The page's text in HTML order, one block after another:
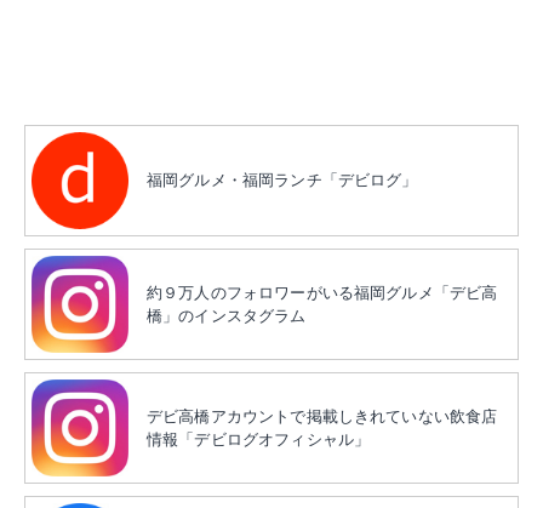
福岡グルメ・福岡ランチ「デビログ」
約９万人のフォロワーがいる福岡グルメ「デビ高
橋」のインスタグラム
デビ高橋アカウントで掲載しきれていない飲食店
情報「デビログオフィシャル」